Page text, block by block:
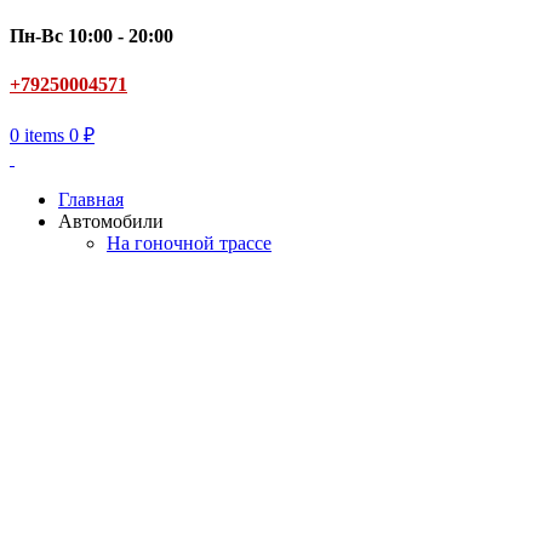
Пн-Вс 10:00 - 20:00
+79250004571
0 items 0 ₽
Главная
Автомобили
На гоночной трассе